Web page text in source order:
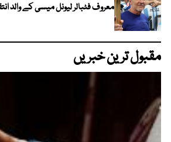
معروف فٹبالر لیونل میسی کے والد
مقبول ترین خبریں